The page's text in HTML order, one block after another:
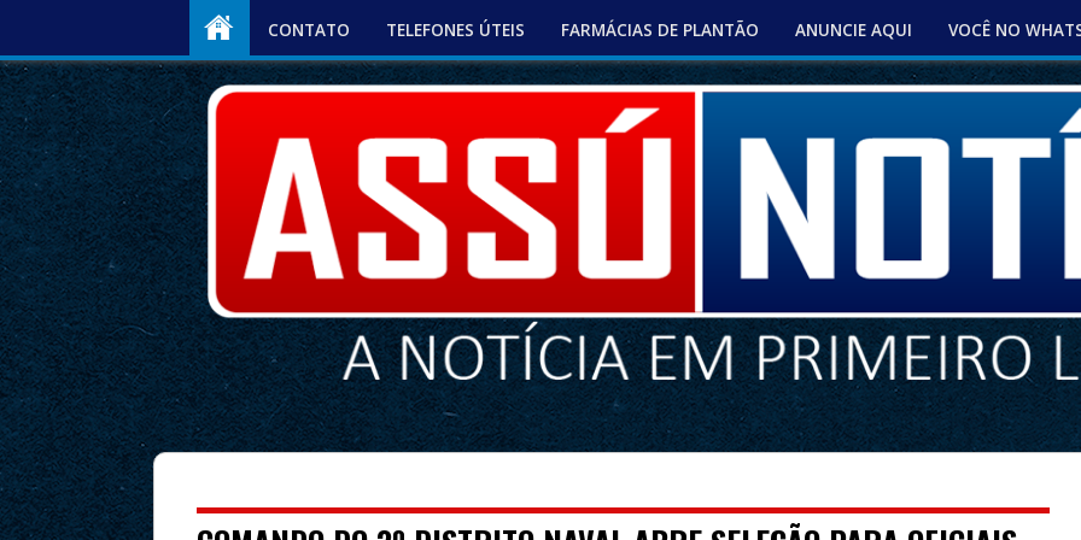
CONTATO TELEFONES ÚTEIS FARMÁCIAS DE PLANTÃO ANUNCIE AQUI VOCÊ NO